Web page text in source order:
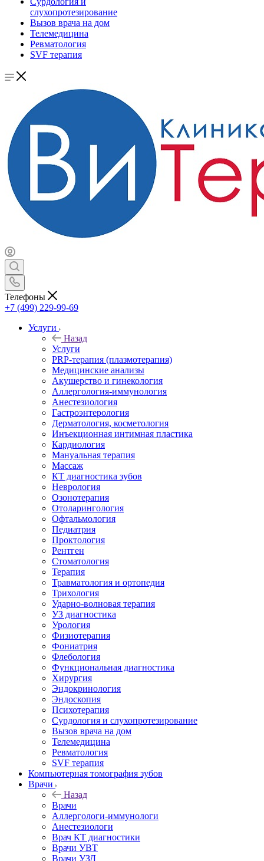
слухопротезирование
Вызов врача на дом
Телемедицина
Ревматология
SVF терапия
Телефоны
+7 (499) 229-99-69
Услуги
Назад
Услуги
PRP-терапия (плазмотерапия)
Медицинские анализы
Акушерство и гинекология
Аллергология-иммунология
Анестезиология
Гастроэнтерология
Дерматология, косметология
Инъекционная интимная пластика
Кардиология
Мануальная терапия
Массаж
КТ диагностика зубов
Неврология
Озонотерапия
Отоларингология
Офтальмология
Педиатрия
Проктология
Рентген
Стоматология
Терапия
Травматология и ортопедия
Трихология
Ударно-волновая терапия
УЗ диагностика
Урология
Физиотерапия
Фониатрия
Флебология
Функциональная диагностика
Хирургия
Эндокринология
Эндоскопия
Психотерапия
Сурдология и слухопротезирование
Вызов врача на дом
Телемедицина
Ревматология
SVF терапия
Компьютерная томография зубов
Врачи
Назад
Врачи
Аллергологи-иммунологи
Анестезиологи
Врач КТ диагностики
Врачи УВТ
Врачи УЗД